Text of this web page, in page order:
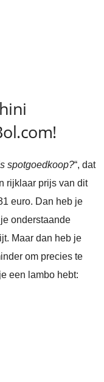
spotgoedkoop?“, dat
rijklaar prijs van dit
euro. Dan heb je
onderstaande
Maar dan heb je
om precies te
een lambo hebt: